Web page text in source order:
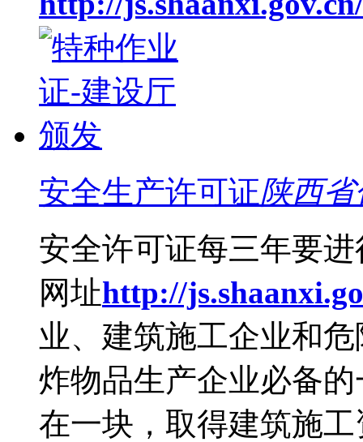
安全生产许可证陕西
安全许可证每三年要
网址http://
业、建筑施工企业和
炸物品生产企业必备
在一块，取得建筑施